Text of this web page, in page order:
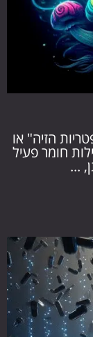
הזיה" או
חומר פעיל
...